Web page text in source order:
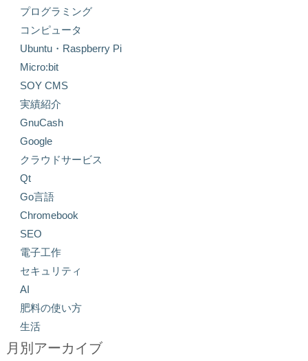
プログラミング
コンピュータ
Ubuntu・Raspberry Pi
Micro:bit
SOY CMS
実績紹介
GnuCash
Google
クラウドサービス
Qt
Go言語
Chromebook
SEO
電子工作
セキュリティ
AI
肥料の使い方
生活
月別アーカイブ